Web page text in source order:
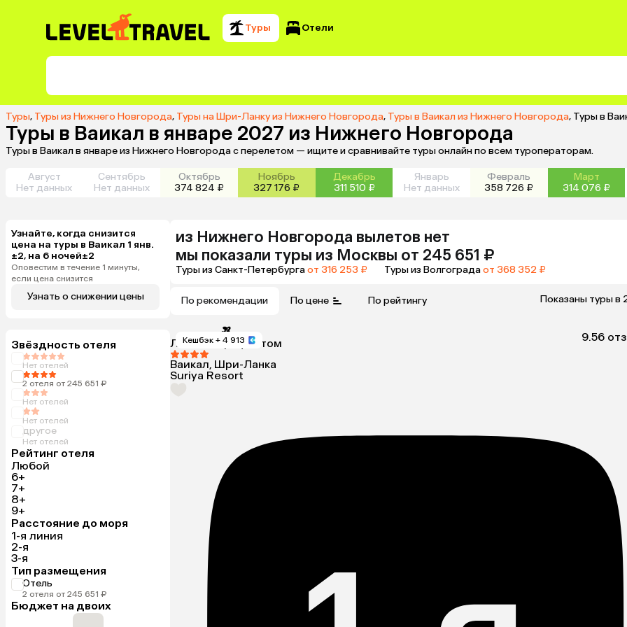
Туры Отели
Туры, Туры из Нижнего Новгорода, Туры на Шри-Ланку из Нижнего Новгорода, Туры в Ваикал из Нижнего Новгорода, Туры в
Туры в Ваикал в январе 2027 из Нижнего Новгорода
Туры в Ваикал в январе из Нижнего Новгорода с перелетом — ищите и сравнивайте туры онлайн по всем туроператорам.
Август
Нет данных
Сентябрь
Нет данных
Октябрь
374 824 ₽
Ноябрь
327 176 ₽
Декабрь
311 510 ₽
Январь
Нет данных
Февраль
358 726 ₽
Март
314 076 ₽
Узнайте, когда снизится
цена на туры в Ваикал 1 янв.
±2, на 6 ночей±2
Оповестим в течение 1 минуты,
если цена снизится
Узнать о снижении цены
Звёздность отеля
Нет отелей
2 отеля от 245 651 ₽
Нет отелей
Нет отелей
другое
Нет отелей
Рейтинг отеля
Любой
6+
7+
8+
9+
Расстояние до моря
1-я линия
2-я
3-я
Тип размещения
Отель
2 отеля от 245 651 ₽
Бюджет на двоих
из Нижнего Новгорода вылетов нет
мы показали туры из Москвы от 245 651 ₽
Туры из Санкт-Петербургаот 316 253 ₽ Туры из Волгоградаот 368 352 ₽
По рекомендации По цене По рейтингу Показаны туры в
Кешбэк + 4 913 9.56
Летим Аэрофлотом
Ваикал, Шри-Ланка
Suriya Resort